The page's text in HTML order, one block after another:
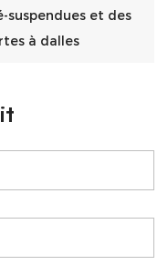
suspendues et des
à dalles